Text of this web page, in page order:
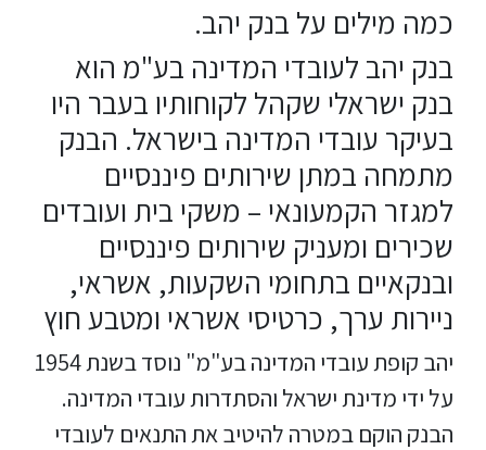
כמה מילים על בנק יהב.
בנק יהב לעובדי המדינה בע"מ הוא
בנק ישראלי שקהל לקוחותיו בעבר היו
בעיקר עובדי המדינה בישראל. הבנק
מתמחה במתן שירותים פיננסיים
למגזר הקמעונאי – משקי בית ועובדים
שכירים ומעניק שירותים פיננסיים
ובנקאיים בתחומי השקעות, אשראי,
ניירות ערך, כרטיסי אשראי ומטבע חוץ
יהב קופת עובדי המדינה בע"מ" נוסד בשנת 1954
על ידי מדינת ישראל והסתדרות עובדי המדינה.
הבנק הוקם במטרה להיטיב את התנאים לעובדי